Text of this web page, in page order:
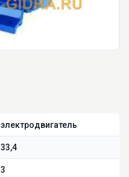
электродвигатель
33,4
3